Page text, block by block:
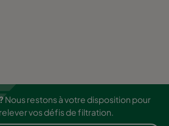
Nous restons à votre disposition pour
vos défis de filtration.